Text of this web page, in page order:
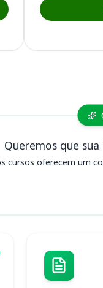
Queremos que
cursos oferecem um